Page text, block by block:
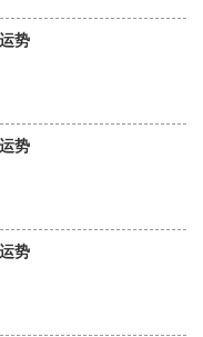
势
势
势